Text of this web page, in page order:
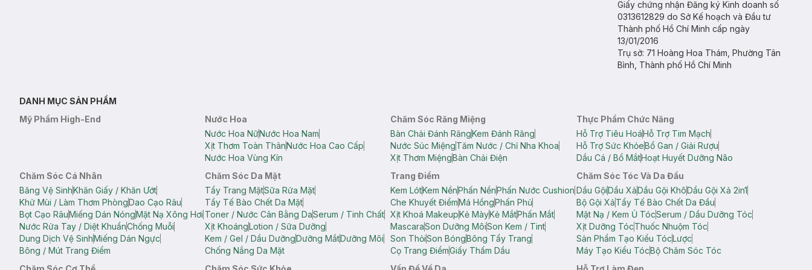
Giấy chứng nhận Đăng ký Kinh doanh số
0313612829 do Sở Kế hoạch và Đầu tư
Thành phố Hồ Chí Minh cấp ngày
13/01/2016
Trụ sở: 71 Hoàng Hoa Thám, Phường Tân
Bình, Thành phố Hồ Chí Minh
DANH MỤC SẢN PHẨM
Mỹ Phẩm High-End
Nước Hoa
Nước Hoa NữNước Hoa Nam
Xịt Thơm Toàn ThânNước Hoa Cao Cấp
Nước Hoa Vùng Kín
Chăm Sóc Răng Miệng
Bàn Chải Đánh RăngKem Đánh Răng
Nước Súc MiệngTăm Nước / Chỉ Nha Khoa
Xịt Thơm MiệngBàn Chải Điện
Thực Phẩm Chức Năng
Hỗ Trợ Tiêu HoáHỗ Trợ Tim Mạch
Hỗ Trợ Sức KhỏeBổ Gan / Giải Rượu
Dầu Cá / Bổ MắtHoạt Huyết Dưỡng Não
Chăm Sóc Cá Nhân
Băng Vệ SinhKhăn Giấy / Khăn Ướt
Khử Mùi / Làm Thơm PhòngDao Cạo Râu
Bọt Cạo RâuMiếng Dán NóngMặt Nạ Xông Hơi
Nước Rửa Tay / Diệt KhuẩnChống Muỗi
Dung Dịch Vệ SinhMiếng Dán Ngực
Bông / Mút Trang Điểm
Chăm Sóc Da Mặt
Tẩy Trang MặtSữa Rửa Mặt
Tẩy Tế Bào Chết Da Mặt
Toner / Nước Cân Bằng DaSerum / Tinh Chất
Xịt KhoángLotion / Sữa Dưỡng
Kem / Gel / Dầu DưỡngDưỡng MắtDưỡng Môi
Chống Nắng Da Mặt
Trang Điểm
Kem LótKem NềnPhấn NềnPhấn Nước Cushion
Che Khuyết ĐiểmMá HồngPhấn Phủ
Xịt Khoá MakeupKẻ MàyKẻ MắtPhấn Mắt
MascaraSon Dưỡng MôiSon Kem / Tint
Son ThỏiSon BóngBông Tẩy Trang
Cọ Trang ĐiểmGiấy Thấm Dầu
Chăm Sóc Tóc Và Da Đầu
Dầu GộiDầu XảDầu Gội KhôDầu Gội Xả 2in1
Bộ Gội XảTẩy Tế Bào Chết Da Đầu
Mặt Nạ / Kem Ủ TócSerum / Dầu Dưỡng Tóc
Xịt Dưỡng TócThuốc Nhuộm Tóc
Sản Phẩm Tạo Kiểu TócLược
Máy Tạo Kiểu TócBộ Chăm Sóc Tóc